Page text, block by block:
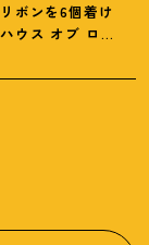
ボンを6個着け
ウス オブ ロー